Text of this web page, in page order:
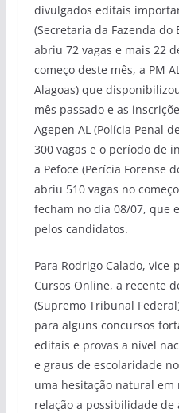
divulgados editais
(Secretaria da Fazenda do
abriu 72 vagas e mais 22
começo deste mês, a PM
Alagoas) que
mês passado e as
Agepen AL (Polícia Penal
300 vagas e o período de
a Pefoce (Perícia Forense
abriu 510 vagas no
fecham no dia 08/07, que
pelos candidatos.
Para Rodrigo Calado,
Cursos Online, a recente
(Supremo Tribunal
para alguns concursos
editais e provas a nível
e graus de escolaridade
uma hesitação natural em
relação a possibilidade de